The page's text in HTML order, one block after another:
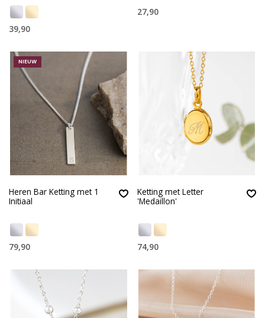
39,90
27,90
NIEUW
Heren Bar Ketting met 1
Initiaal
79,90
Ketting met Letter
'Medaillon'
74,90